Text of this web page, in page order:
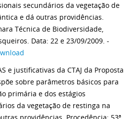
secundários da vegetação de
e dá outras providências.
Técnica de Biodiversidade,
Fauna e Recursos Pesqueiros. Data: 22 e 23/09/2009. -
e justificativas da CTAJ da Proposta
sobre parâmetros básicos para
primária e dos estágios
da vegetação de restinga na